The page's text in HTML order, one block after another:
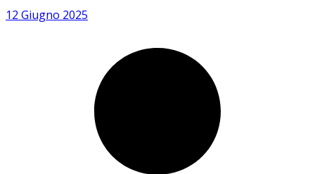
12 Giugno 2025